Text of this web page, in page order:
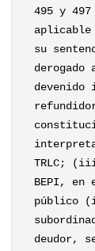
495 y
aplicable
su
devenido
TRLC;
BEPI, en
público
deudor,